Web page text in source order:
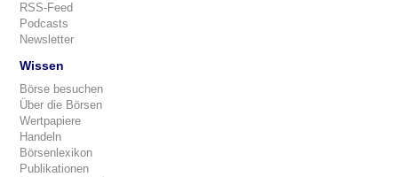
RSS-Feed
Podcasts
Newsletter
Wissen
Börse besuchen
Über die Börsen
Wertpapiere
Handeln
Börsenlexikon
Publikationen